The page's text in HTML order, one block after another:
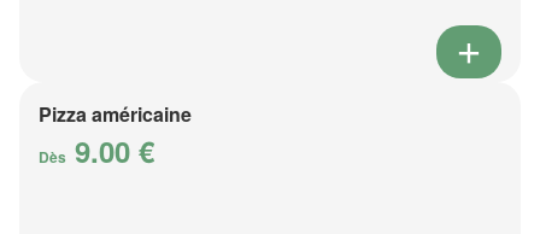
Pizza américaine
Dès 9.00 €